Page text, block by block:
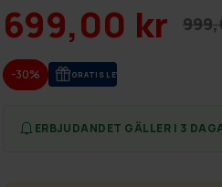
699,00 kr
-30% GRA­TIS LE­VE­RANS
ERBJUDANDET GÄLLER I 3